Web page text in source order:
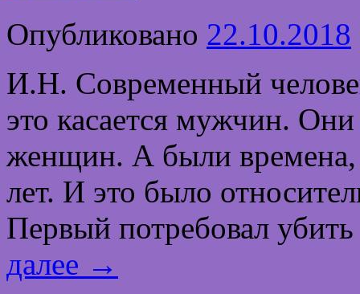
Опубликовано 22.10.2018
И.Н. Современный
это касается мужчин.
женщин. А были
лет. И это было
Первый потребовал
далее →